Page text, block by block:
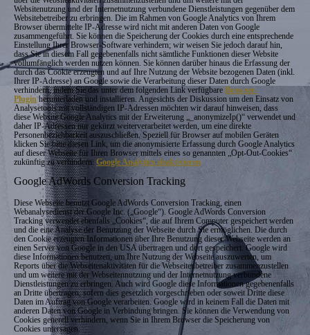
Websitenutzung und der Internetnutzung verbundene Dienstleistungen gegenüber dem
Websitebetreiber zu erbringen. Die im Rahmen von Google Analytics von Ihrem
Browser übermittelte IP-Adresse wird nicht mit anderen Daten von Google
zusammengeführt. Sie können die Speicherung der Cookies durch eine entsprechende
Einstellung Ihrer Browser-Software verhindern; wir weisen Sie jedoch darauf hin,
dass Sie in diesem Fall gegebenenfalls nicht sämtliche Funktionen dieser Website
vollumfänglich werden nutzen können. Sie können darüber hinaus die Erfassung der
durch das Cookie erzeugten und auf Ihre Nutzung der Website bezogenen Daten (inkl.
Ihrer IP-Adresse) an Google sowie die Verarbeitung dieser Daten durch Google
verhindern, indem Sie das unter dem folgenden Link verfügbare Browser-
Pluginherunterladen und installieren. Angesichts der Diskussion um den Einsatz von
Analysetools mit vollständigen IP-Adressen möchten wir darauf hinweisen, dass
diese Website Google Analytics mit der Erweiterung „_anonymizeIp()“ verwendet und
daher IP-Adressen nur gekürzt weiterverarbeitet werden, um eine direkte
Personenbeziehbarkeit auszuschließen. Speziell für Browser auf mobilen Geräten
klicken Sie bitte diesen Link, um die anonymisierte Erfassung durch Google Analytics
auf dieser Webseite für Ihren Browser mittels eines so genannten „Opt-Out-Cookies“
zukünftig zu verhindern: Google Analytics deaktivieren
Google AdWords Conversion Tracking
Diese Webseite benutzt Google AdWords Conversion Tracking, einen
Webanalysedienst der Google Inc. („Google“). Google AdWords Conversion
Tracking verwendet ebenfalls „Cookies“, die auf Ihrem Computer gespeichert werden
und die eine Analyse der Benutzung der Webseite durch Sie ermöglichen. Die durch
den Cookie erzeugten Informationen über Ihre Benutzung dieser Webseite werden an
einen Server von Google in den USA übertragen und dort gespeichert. Google wird
diese Informationen benutzen, um Ihre Nutzung der Webseite auszuwerten, um
Reports über die Webseitenaktivitäten für die Webseitenbetreiber zusammenzustellen
und um weitere mit der Webseitennutzung und der Internetnutzung verbundene
Dienstleistungen zu erbringen. Auch wird Google diese Informationen gegebenenfalls
an Dritte übertragen, sofern dies gesetzlich vorgeschrieben oder soweit Dritte diese
Daten im Auftrag von Google verarbeiten. Google wird in keinem Fall die Daten mit
anderen Daten von Google in Verbindung bringen. Sie können die Verwendung von
Cookies generell verhindern, wenn Sie in Ihrem Browser die Speicherung von
Cookies untersagen.